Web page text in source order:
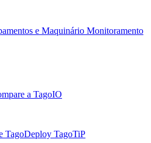
e Maquinário Monitoramento
a TagoIO
TagoDeploy TagoTiP